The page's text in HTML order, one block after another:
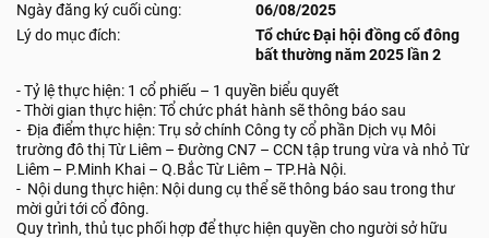
Ngày đăng ký cuối cùng:
06/08/2025
Lý do mục đích:
Tổ chức Đại hội đồng cổ đông
bất thường năm 2025 lần 2
- Tỷ lệ thực hiện: 1 cổ phiếu – 1 quyền biểu quyết
- Thời gian thực hiện: Tổ chức phát hành sẽ thông báo sau
- Địa điểm thực hiện: Trụ sở chính Công ty cổ phần Dịch vụ Môi
trường đô thị Từ Liêm – Đường CN7 – CCN tập trung vừa và nhỏ Từ
Liêm – P.Minh Khai – Q.Bắc Từ Liêm – TP.Hà Nội.
- Nội dung thực hiện: Nội dung cụ thể sẽ thông báo sau trong thư
mời gửi tới cổ đông.
Quy trình, thủ tục phối hợp để thực hiện quyền cho người sở hữu